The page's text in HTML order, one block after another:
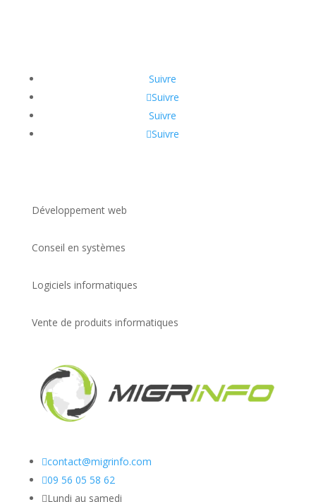
Suivre
Suivre
Suivre
Suivre
Développement web
Conseil en systèmes
Logiciels informatiques
Vente de produits informatiques
contact@migrinfo.com
09 56 05 58 62
Lundi au samedi